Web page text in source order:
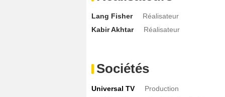
Lang Fisher
Réalisateur
Kabir Akhtar
Réalisateur
Sociétés
Universal TV
Production